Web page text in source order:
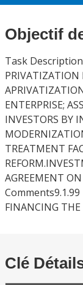
Objectif
Task
PRIVATIZATION
ENTERPRISE;
INVESTORS BY
TREATMENT
AGREEMENT
Comments9.1.99
FINANCING THE
Clé